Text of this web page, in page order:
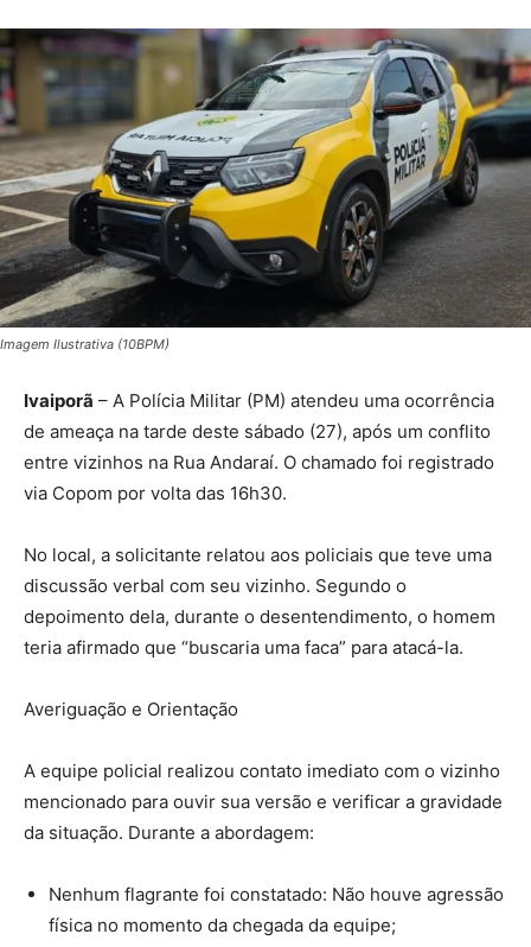
Imagem Ilustrativa (10BPM)
Ivaiporã – A Polícia Militar (PM) atendeu uma ocorrência
de ameaça na tarde deste sábado (27), após um conflito
entre vizinhos na Rua Andaraí. O chamado foi registrado
via Copom por volta das 16h30.
No local, a solicitante relatou aos policiais que teve uma
discussão verbal com seu vizinho. Segundo o
depoimento dela, durante o desentendimento, o homem
teria afirmado que “buscaria uma faca” para atacá-la.
Averiguação e Orientação
A equipe policial realizou contato imediato com o vizinho
mencionado para ouvir sua versão e verificar a gravidade
da situação. Durante a abordagem:
Nenhum flagrante foi constatado: Não houve agressão
física no momento da chegada da equipe;